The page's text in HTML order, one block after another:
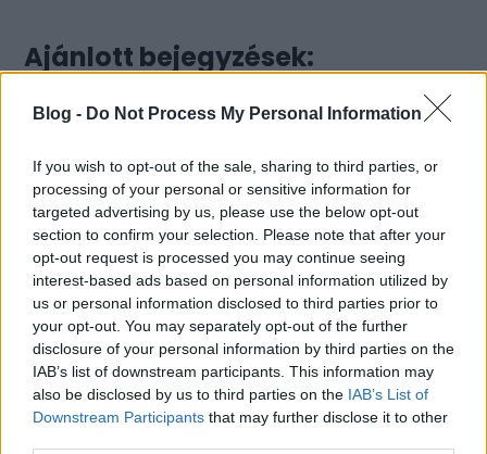
Blog - Do Not Process My Personal Information
If you wish to opt-out of the sale, sharing to third parties, or
processing of your personal or sensitive information for
targeted advertising by us, please use the below opt-out
section to confirm your selection. Please note that after your
opt-out request is processed you may continue seeing
interest-based ads based on personal information utilized by
us or personal information disclosed to third parties prior to
your opt-out. You may separately opt-out of the further
disclosure of your personal information by third parties on the
IAB’s list of downstream participants. This information may
also be disclosed by us to third parties on the IAB’s List of
Downstream Participants that may further disclose it to other
Ajánlott bejegyzések: